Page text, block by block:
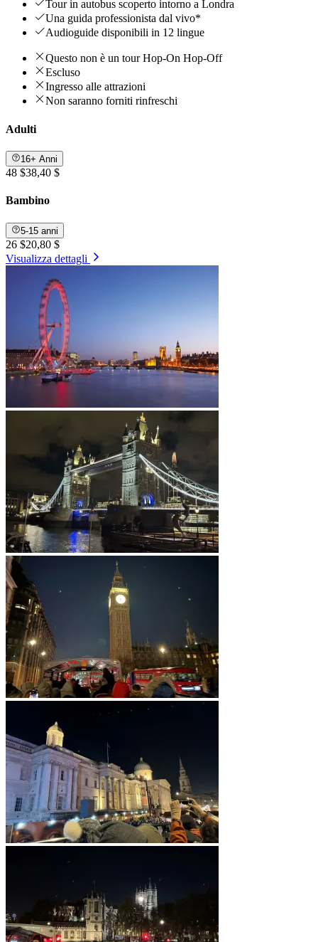
Tour in autobus scoperto intorno a Londra
Una guida professionista dal vivo*
Audioguide disponibili in 12 lingue
Questo non è un tour Hop-On Hop-Off
Escluso
Ingresso alle attrazioni
Non saranno forniti rinfreschi
Adulti
16+ Anni
48 $38,40 $
Bambino
5-15 anni
26 $20,80 $
Visualizza dettagli